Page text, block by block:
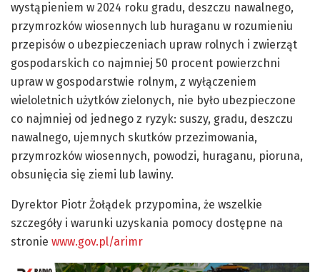
wystąpieniem w 2024 roku gradu, deszczu nawalnego,
przymrozków wiosennych lub huraganu w rozumieniu
przepisów o ubezpieczeniach upraw rolnych i zwierząt
gospodarskich co najmniej 50 procent powierzchni
upraw w gospodarstwie rolnym, z wyłączeniem
wieloletnich użytków zielonych, nie było ubezpieczone
co najmniej od jednego z ryzyk: suszy, gradu, deszczu
nawalnego, ujemnych skutków przezimowania,
przymrozków wiosennych, powodzi, huraganu, pioruna,
obsunięcia się ziemi lub lawiny.
Dyrektor Piotr Żołądek przypomina, że wszelkie
szczegóły i warunki uzyskania pomocy dostępne na
stronie www.gov.pl/arimr